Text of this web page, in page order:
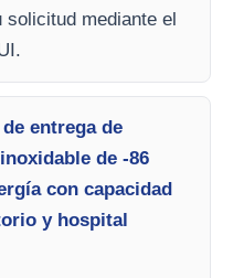
mediante el
entrega de
de -86
con capacidad
y hospital